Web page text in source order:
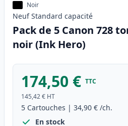
Noir
Neuf Standard capacité
Pack de 5 Canon 728
noir (Ink Hero)
174,50 € TTC
145,42 € HT
5 Cartouches | 34,90 € /ch.
En stock